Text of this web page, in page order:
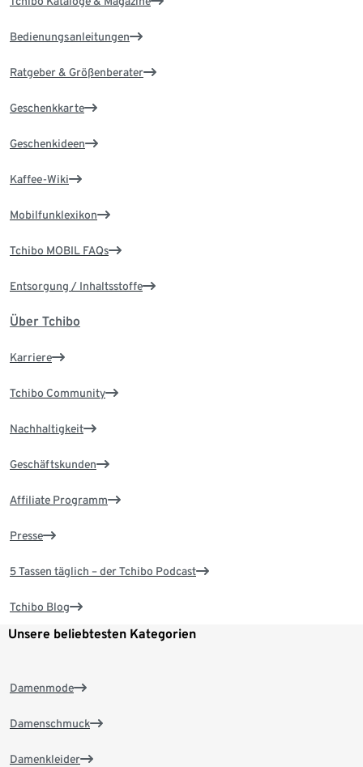
Bedienungsanleitungen
Ratgeber & Größenberater
Geschenkkarte
Geschenkideen
Kaffee-Wiki
Mobilfunklexikon
Tchibo MOBIL FAQs
Entsorgung / Inhaltsstoffe
Über Tchibo
Karriere
Tchibo Community
Nachhaltigkeit
Geschäftskunden
Affiliate Programm
Presse
5 Tassen täglich – der Tchibo Podcast
Tchibo Blog
Unsere beliebtesten Kategorien
Damenmode
Damenschmuck
Damenkleider